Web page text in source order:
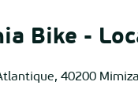
Bike -
40200